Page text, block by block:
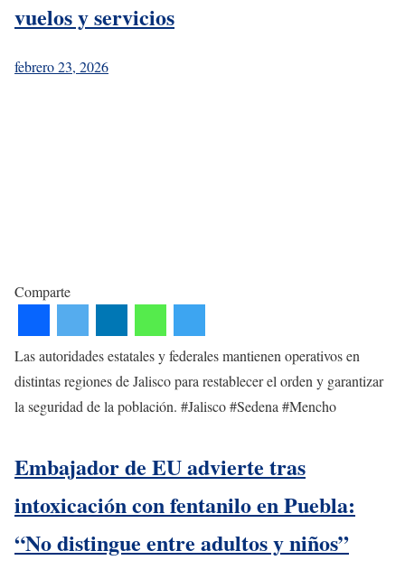
vuelos y servicios
febrero 23, 2026
Comparte
Las autoridades estatales y federales mantienen operativos en
distintas regiones de Jalisco para restablecer el orden y garantizar
la seguridad de la población. #Jalisco #Sedena #Mencho
Embajador de EU advierte tras
intoxicación con fentanilo en Puebla:
“No distingue entre adultos y niños”